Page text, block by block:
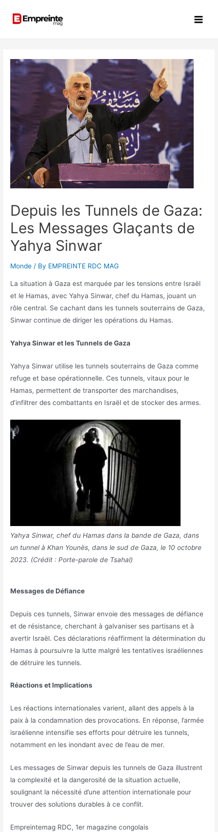
Depuis les Tunnels de Gaza:
Les Messages Glaçants de
Yahya Sinwar
Monde / By EMPREINTE RDC MAG
La situation à Gaza est marquée par les tensions entre Israël
et le Hamas, avec Yahya Sinwar, chef du Hamas, jouant un
rôle central. Se cachant dans les tunnels souterrains de Gaza,
Sinwar continue de diriger les opérations du Hamas.
Yahya Sinwar et les Tunnels de Gaza
Yahya Sinwar utilise les tunnels souterrains de Gaza comme
refuge et base opérationnelle. Ces tunnels, vitaux pour le
Hamas, permettent de transporter des marchandises,
d’infiltrer des combattants en Israël et de stocker des armes.
Yahya Sinwar, chef du Hamas dans la bande de Gaza, dans
un tunnel à Khan Younès, dans le sud de Gaza, le 10 octobre
2023. (Crédit : Porte-parole de Tsahal)
Messages de Défiance
Depuis ces tunnels, Sinwar envoie des messages de défiance
et de résistance, cherchant à galvaniser ses partisans et à
avertir Israël. Ces déclarations réaffirment la détermination du
Hamas à poursuivre la lutte malgré les tentatives israéliennes
de détruire les tunnels.
Réactions et Implications
Les réactions internationales varient, allant des appels à la
paix à la condamnation des provocations. En réponse, l’armée
israélienne intensifie ses efforts pour détruire les tunnels,
notamment en les inondant avec de l’eau de mer.
Les messages de Sinwar depuis les tunnels de Gaza illustrent
la complexité et la dangerosité de la situation actuelle,
soulignant la nécessité d’une attention internationale pour
trouver des solutions durables à ce conflit.
Empreintemag RDC, 1er magazine congolais